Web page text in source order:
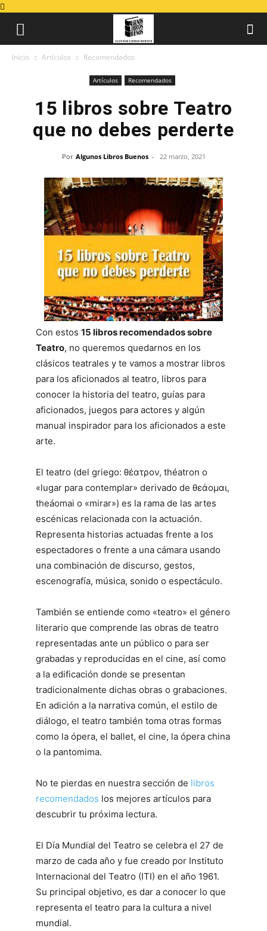
Inicio Artículos Recomendados
Artículos Recomendados
15 libros sobre Teatro
que no debes perderte
Por Algunos Libros Buenos - 22 marzo, 2021
Con estos 15 libros recomendados sobre
Teatro, no queremos quedarnos en los
clásicos teatrales y te vamos a mostrar libros
para los aficionados al teatro, libros para
conocer la historia del teatro, guías para
aficionados, juegos para actores y algún
manual inspirador para los aficionados a este
arte.
El teatro (del griego: θέατρον, théatron o
«lugar para contemplar» derivado de θεάομαι,
theáomai o «mirar»)​ es la rama de las artes
escénicas relacionada con la actuación.
Representa historias actuadas frente a los
espectadores o frente a una cámara usando
una combinación de discurso, gestos,
escenografía, música, sonido o espectáculo.
También se entiende como «teatro» el género
literario que comprende las obras de teatro
representadas ante un público o para ser
grabadas y reproducidas en el cine, así como
a la edificación donde se presentan
tradicionalmente dichas obras o grabaciones.
En adición a la narrativa común, el estilo de
diálogo, el teatro también toma otras formas
como la ópera, el ballet, el cine, la ópera china
o la pantomima.
No te pierdas en nuestra sección de libros
recomendados los mejores artículos para
descubrir tu próxima lectura.
El Día Mundial del Teatro se celebra el 27 de
marzo de cada año y fue creado por Instituto
Internacional del Teatro (ITI) en el año 1961.
Su principal objetivo, es dar a conocer lo que
representa el teatro para la cultura a nivel
mundial.